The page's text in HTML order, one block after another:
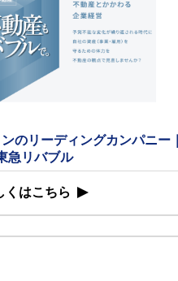
のリーディングカンパニー｜
急リバブル
くはこちら